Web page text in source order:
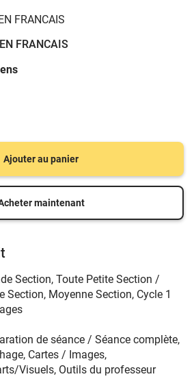
FRANCAIS
FRANCAIS
Ajouter au panier
maintenant
Section, Toute Petite Section /
Section, Moyenne Section, Cycle 1
de séance / Séance complète,
Cartes / Images,
Visuels, Outils du professeur